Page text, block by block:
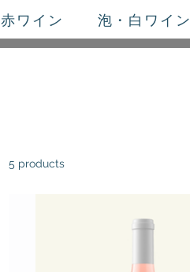
赤ワイン 泡・白ワイン
5 products